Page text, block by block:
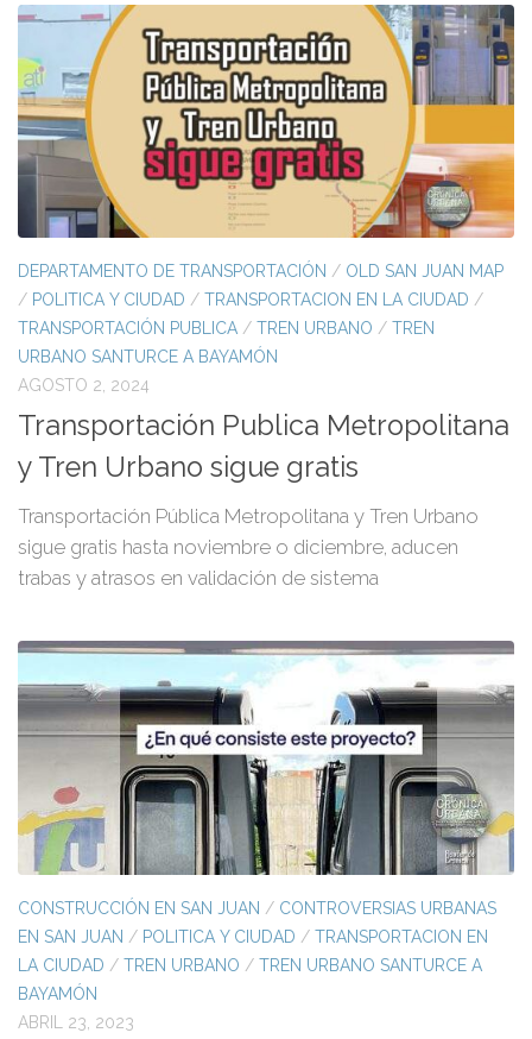
DEPARTAMENTO DE TRANSPORTACIÓN / OLD SAN JUAN MAP
/ POLITICA Y CIUDAD / TRANSPORTACION EN LA CIUDAD /
TRANSPORTACIÓN PUBLICA / TREN URBANO / TREN
URBANO SANTURCE A BAYAMÓN
AGOSTO 2, 2024
Transportación Publica Metropolitana
y Tren Urbano sigue gratis
Transportación Pública Metropolitana y Tren Urbano
sigue gratis hasta noviembre o diciembre, aducen
trabas y atrasos en validación de sistema
CONSTRUCCIÓN EN SAN JUAN / CONTROVERSIAS URBANAS
EN SAN JUAN / POLITICA Y CIUDAD / TRANSPORTACION EN
LA CIUDAD / TREN URBANO / TREN URBANO SANTURCE A
BAYAMÓN
ABRIL 23, 2023